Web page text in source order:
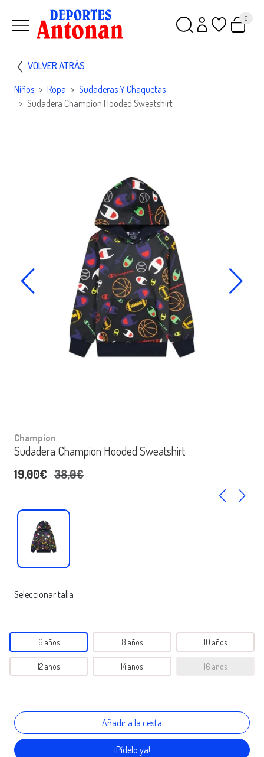
0
VOLVER ATRÁS
Niños Ropa
Sudaderas Y Chaquetas
Sudadera Champion Hooded Sweatshirt
Champion
Sudadera Champion Hooded Sweatshirt
19,00€ 38,0€
Seleccionar talla
6 años 8 años 10 años
12 años 14 años 16 años
¡Pídelo ya!